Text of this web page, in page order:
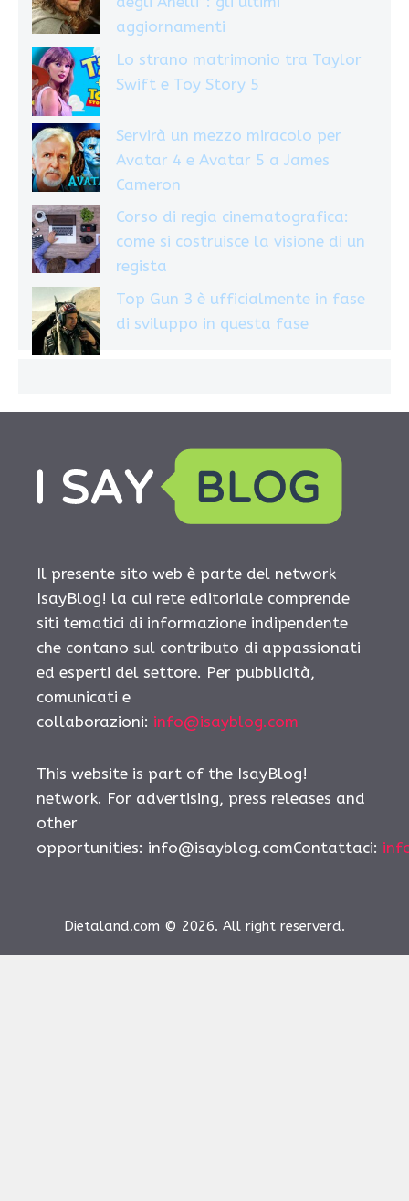
aggiornamenti
Lo strano matrimonio tra Taylor
Swift e Toy Story 5
Servirà un mezzo miracolo per
Avatar 4 e Avatar 5 a James
Cameron
Corso di regia cinematografica:
come si costruisce la visione di un
regista
Top Gun 3 è ufficialmente in fase
di sviluppo in questa fase
Il presente sito web è parte del network
IsayBlog! la cui rete editoriale comprende
siti tematici di informazione indipendente
che contano sul contributo di appassionati
ed esperti del settore. Per pubblicità,
comunicati e
collaborazioni: info@isayblog.com
This website is part of the IsayBlog!
network. For advertising, press releases and
other
opportunities: info@isayblog.comContattaci:
Dietaland.com © 2026. All right reserverd.